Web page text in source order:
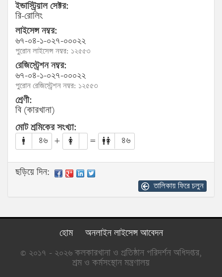
ইন্ডাস্ট্রিয়াল সেক্টর:
রি-রোলিং
লাইসেন্স নম্বর:
৬৭-০৪-১-০২৭-০০০২২
পুরোন লাইসেন্স নম্বর: ১২৫৫৩
রেজিস্ট্রেশন নম্বর:
৬৭-০৪-১-০২৭-০০০২২
পুরোন রেজিস্ট্রেশন নম্বর: ১২৫৫৩
শ্রেণী:
বি (কারখানা)
মোট শ্রমিকের সংখ্যা:
৪৬
+ = ৪৬
ছড়িয়ে দিন:
তালিকায় ফিরে চলুন
হোম
অনলাইন লাইসেন্স আবেদন
© ২০১৭ - ২০২৬ কলকারখানা ও প্রতিষ্ঠান পরিদর্শন অধিদপ্তর,
শ্রম ও কর্মসংস্থান মন্ত্রণালয়